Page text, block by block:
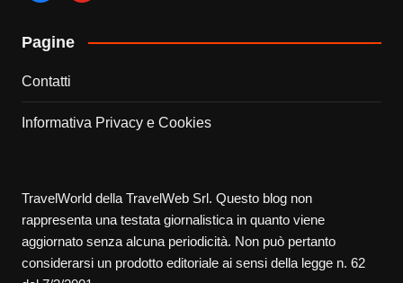
Pagine
Contatti
Informativa Privacy e Cookies
TravelWorld della TravelWeb Srl. Questo blog non
rappresenta una testata giornalistica in quanto viene
aggiornato senza alcuna periodicità. Non può pertanto
considerarsi un prodotto editoriale ai sensi della legge n. 62